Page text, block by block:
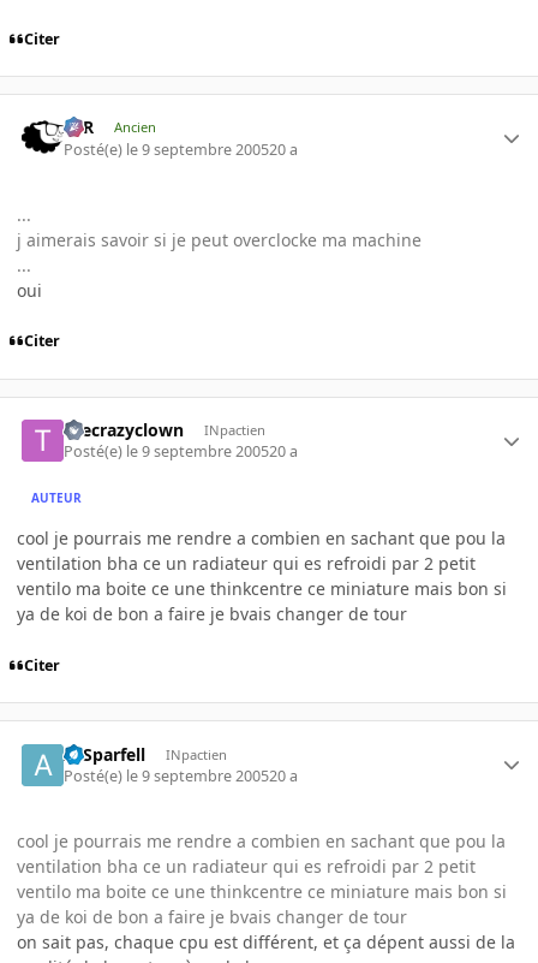
Citer
KzR Ancien
Posté(e) le 9 septembre 200520 a
...
j aimerais savoir si je peut overclocke ma machine
...
oui
Citer
thecrazyclown INpactien
Posté(e) le 9 septembre 200520 a
AUTEUR
cool je pourrais me rendre a combien en sachant que pou la
ventilation bha ce un radiateur qui es refroidi par 2 petit
ventilo ma boite ce une thinkcentre ce miniature mais bon si
ya de koi de bon a faire je bvais changer de tour
Citer
ArSparfell INpactien
Posté(e) le 9 septembre 200520 a
cool je pourrais me rendre a combien en sachant que pou la
ventilation bha ce un radiateur qui es refroidi par 2 petit
ventilo ma boite ce une thinkcentre ce miniature mais bon si
ya de koi de bon a faire je bvais changer de tour
on sait pas, chaque cpu est différent, et ça dépent aussi de la